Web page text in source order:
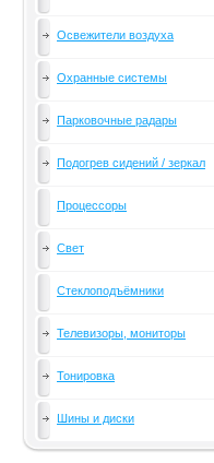
Освежители воздуха
Охранные системы
Парковочные радары
Подогрев сидений / зеркал
Процессоры
Свет
Стеклоподъёмники
Телевизоры, мониторы
Тонировка
Шины и диски